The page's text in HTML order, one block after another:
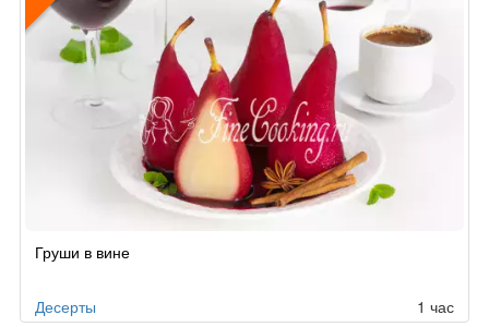
поГруши в вине
Десерты 1 час